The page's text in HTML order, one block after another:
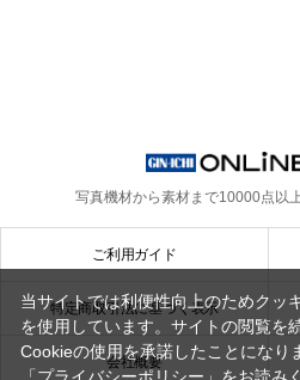
写真機材から素材まで10000点以上
ご利用ガイド
特定商取引法に基づく表示
会社概要
当サイトでは利便性向上のためクッ
を使用しています。サイトの閲覧を
Cookieの使用を承諾したことになり